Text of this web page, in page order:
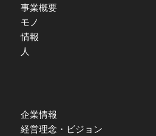
事業概要
モノ
情報
人
企業情報
経営理念・ビジョン